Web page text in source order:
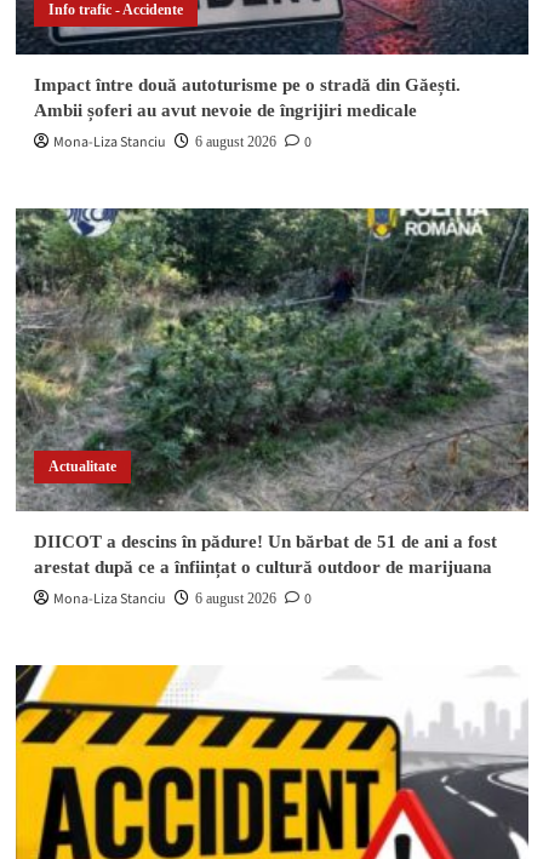
Info trafic - Accidente
Impact între două autoturisme pe o stradă din Găești.
Ambii șoferi au avut nevoie de îngrijiri medicale
Mona-Liza Stanciu 6 august 2026 0
Actualitate
DIICOT a descins în pădure! Un bărbat de 51 de ani a fost
arestat după ce a înființat o cultură outdoor de marijuana
Mona-Liza Stanciu 6 august 2026 0